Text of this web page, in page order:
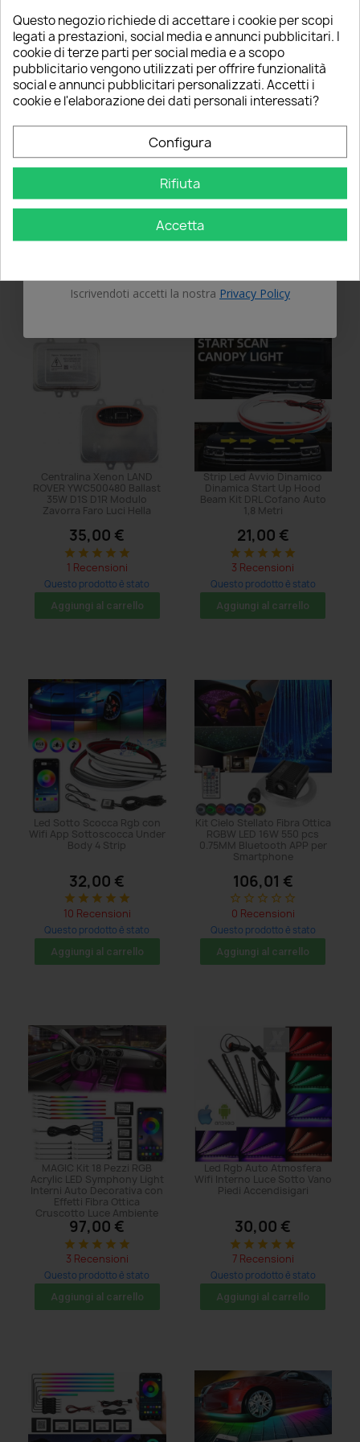
Centralina Xenon
Volkswagen 5M0907391
Ballast 35W D1S D1R Modulo
Zavorra Faro Luci Hella
star_borderstar_borderstar_borderstar_borderstar_border
Questo prodotto è stato
Centralina Xenon RENAULT
7701209425 Ballast 35W D1S
D1R Modulo Zavorra Faro
Luci Hella
star_borderstar_borderstar_borderstar_borderstar_border
Questo prodotto è stato
Centralina Xenon LAND
ROVER YWC500480 Ballast
35W D1S D1R Modulo
Zavorra Faro Luci Hella
35,00 €
star star star star star
1 Recensioni
Questo prodotto è stato
acquistato: 5 volte
Aggiungi al carrello
Strip Led Avvio Dinamico
Dinamica Start Up Hood
Beam Kit DRL Cofano Auto
1,8 Metri
21,00 €
star star star star star
3 Recensioni
Questo prodotto è stato
acquistato: 71 volte
Aggiungi al carrello
Led Sotto Scocca Rgb con
Wifi App Sottoscocca Under
Body 4 Strip
32,00 €
star star star star star
10 Recensioni
Questo prodotto è stato
acquistato: 269 volte
Aggiungi al carrello
Kit Cielo Stellato Fibra Ottica
RGBW LED 16W 550 pcs
0.75MM Bluetooth APP per
Smartphone
106,01 €
star_border star_border star_border star_border star_border
0 Recensioni
Questo prodotto è stato
acquistato: 29 volte
Aggiungi al carrello
MAGIC Kit 18 Pezzi RGB
Acrylic LED Symphony Light
Interni Auto Decorativa con
Effetti Fibra Ottica
Cruscotto Luce Ambiente
97,00 €
star star star star star
3 Recensioni
Questo prodotto è stato
acquistato: 374 volte
Aggiungi al carrello
Led Rgb Auto Atmosfera
Wifi Interno Luce Sotto Vano
Piedi Accendisigari
30,00 €
star star star star star
7 Recensioni
Questo prodotto è stato
acquistato: 80 volte
Aggiungi al carrello
Questo negozio richiede di accettare i cookie per scopi
legati a prestazioni, social media e annunci pubblicitari. I
cookie di terze parti per social media e a scopo
pubblicitario vengono utilizzati per offrire funzionalità
social e annunci pubblicitari personalizzati. Accetti i
cookie e l'elaborazione dei dati personali interessati?
Configura
Rifiuta
Accetta
5% PER TE!
Inserisci la tua email qui sotto per ricevere il
5% DI SCONTOsul tuo primo ordine!
Nome
OTTIENI IL 5%
Iscrivendoti accetti la nostra Privacy Policy